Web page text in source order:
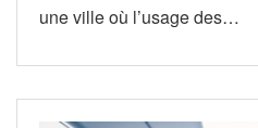
une ville où l’usage des…